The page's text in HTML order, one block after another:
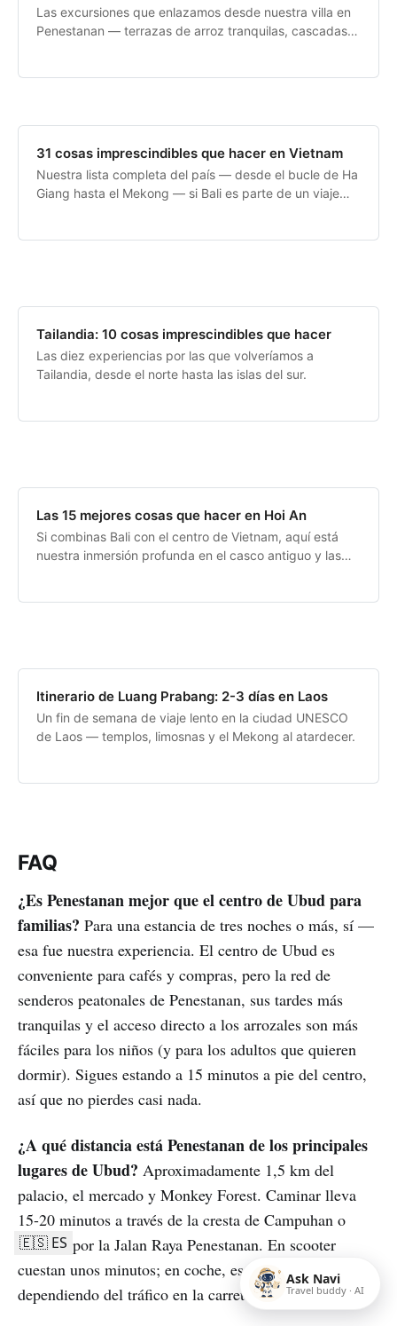
Las excursiones que enlazamos desde nuestra villa en
Penestanan — terrazas de arroz tranquilas, cascadas y
31 cosas imprescindibles que hacer en Vietnam
Nuestra lista completa del país — desde el bucle de Ha
Giang hasta el Mekong — si Bali es parte de un viaje
Tailandia: 10 cosas imprescindibles que hacer
Las diez experiencias por las que volveríamos a
Tailandia, desde el norte hasta las islas del sur.
Las 15 mejores cosas que hacer en Hoi An
Si combinas Bali con el centro de Vietnam, aquí está
nuestra inmersión profunda en el casco antiguo y las
Itinerario de Luang Prabang: 2-3 días en Laos
Un fin de semana de viaje lento en la ciudad UNESCO
de Laos — templos, limosnas y el Mekong al atardecer.
FAQ
¿Es Penestanan mejor que el centro de Ubud para
familias? Para una estancia de tres noches o más, sí —
esa fue nuestra experiencia. El centro de Ubud es
conveniente para cafés y compras, pero la red de
senderos peatonales de Penestanan, sus tardes más
tranquilas y el acceso directo a los arrozales son más
fáciles para los niños (y para los adultos que quieren
dormir). Sigues estando a 15 minutos a pie del centro,
así que no pierdes casi nada.
¿A qué distancia está Penestanan de los principales
lugares de Ubud? Aproximadamente 1,5 km del
palacio, el mercado y Monkey Forest. Caminar lleva
15-20 minutos a través de la cresta de Campuhan o
bajando por la Jalan Raya Penestanan. En scooter
cuestan unos minutos; en coche, espera 5-10
dependiendo del tráfico en la carretera principal.
Ask Navi
Travel buddy · AI
🇪🇸 ES